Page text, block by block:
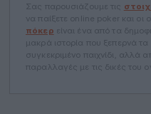
Σας παρουσιάζουμε τις
να παίξετε online poker και οι
πόκερ είναι ένα από τα
μακρά ιστορία που ξεπερνά τα
συγκεκριμένο παιχνίδι, αλλά
παραλλαγές με τις δικές του